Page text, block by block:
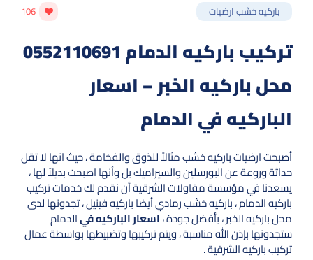
باركيه خشب ارضيات 106
تركيب باركيه الدمام 0552110691
محل باركيه الخبر – اسعار
الباركيه في الدمام
أصبحت ارضيات باركيه خشب مثالاً للذوق والفخامة ، حيث انها لا تقل
حداثة وروعة عن البورسلين والسيراميك بل وأنها اصبحت بديلاً لها ،
يسعدنا في مؤسسة مقاولات الشرقية أن نقدم لك خدمات تركيب
باركيه الدمام ، باركيه خشب رمادي أيضا باركيه فينيل ، تجدونها لدى
محل باركيه الخبر ، بأفضل جودة ،اسعار الباركيه فيالدمام
ستجدونها بإذن الله مناسبة ، ويتم تركيبها وتضبيطها بواسطة عمال
تركيب باركيه الشرقية .